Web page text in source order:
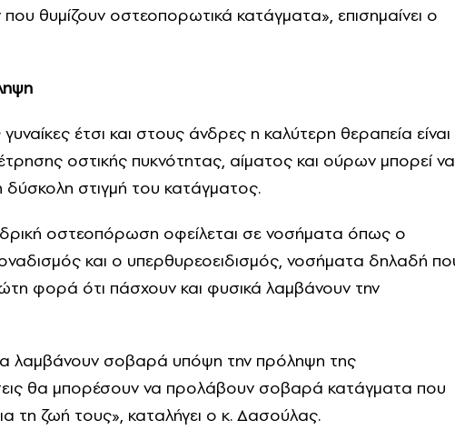
θυμίζουν οστεοπορωτικά κατάγματα», επισημαίνει ο
έτσι και στους άνδρες η καλύτερη θεραπεία είναι
οστικής πυκνότητας, αίματος και ούρων μπορεί να
δύσκολη στιγμή του κατάγματος.
οστεοπόρωση οφείλεται σε νοσήματα όπως ο
και ο υπερθυρεοειδισμός, νοσήματα δηλαδή
φορά ότι πάσχουν και φυσικά λαμβάνουν την
λαμβάνουν σοβαρά υπόψη την πρόληψη της
θα μπορέσουν να προλάβουν σοβαρά κατάγματα που
τη ζωή τους», καταλήγει ο κ. Δασούλας.